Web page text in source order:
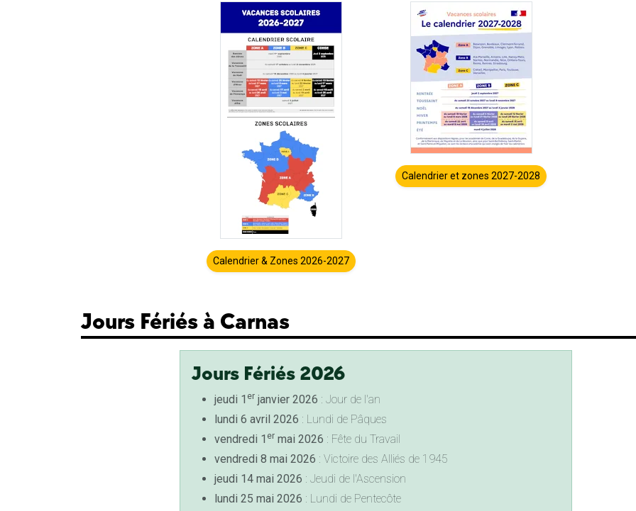
Calendrier & Zones 2026-2027
Calendrier et zones 2027-2028
Jours Fériés à Carnas
Jours Fériés 2026
jeudi 1 erjanvier 2026 : Jour de l'an
lundi 6 avril 2026 : Lundi de Pâques
vendredi 1 ermai 2026 : Fête du Travail
vendredi 8 mai 2026 : Victoire des Alliés de 1945
jeudi 14 mai 2026 : Jeudi de l'Ascension
lundi 25 mai 2026 : Lundi de Pentecôte